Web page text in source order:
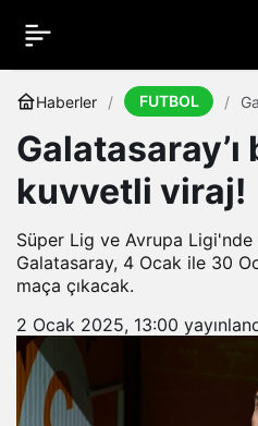
Haberler FUTBOL
kuvvetli viraj!
Süper Lig ve Avrupa
Galatasaray, 4 Ocak ile 30
maça çıkacak.
2 Ocak 2025, 13:00